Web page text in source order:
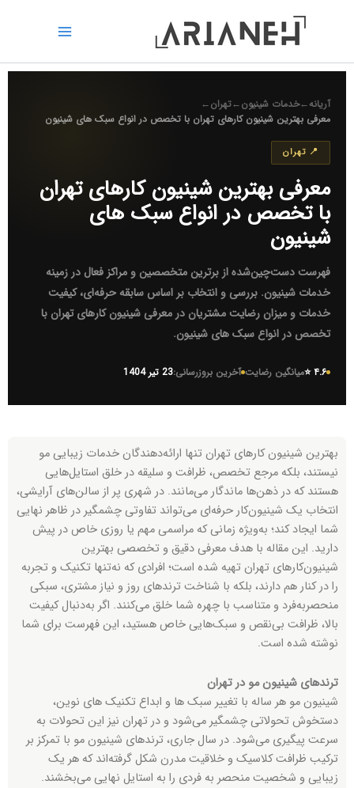
آریانه←خدمات شینیون←تهران←
معرفی بهترین شینیون کارهای تهران با تخصص در انواع سبک های شینیون
📍 تهران
معرفی بهترین شینیون کارهای تهران
با تخصص در انواع سبک های
شینیون
فهرست دست‌چین‌شده از برترین متخصصین و مراکز فعال در زمینه
خدمات شینیون. بررسی و انتخاب بر اساس سابقه حرفه‌ای، کیفیت
خدمات و میزان رضایت مشتریان در معرفی شینیون کارهای تهران با
تخصص در انواع سبک های شینیون.
۴.۶ ⭐ میانگین رضایت آخرین بروزرسانی:23 تیر 1404
بهترین شینیون‌ کارهای تهران تنها ارائه‌دهندگان خدمات زیبایی مو
نیستند، بلکه مرجع تخصص، ظرافت و سلیقه در خلق استایل‌هایی
هستند که در ذهن‌ها ماندگار می‌مانند. در شهری پر از سالن‌های آرایشی،
انتخاب یک شینیون‌کار حرفه‌ای می‌تواند تفاوتی چشمگیر در ظاهر نهایی
شما ایجاد کند؛ به‌ویژه زمانی که مراسمی مهم یا روزی خاص در پیش
دارید. این مقاله با هدف معرفی دقیق و تخصصی بهترین
شینیون‌کارهای تهران تهیه شده است؛ افرادی که نه‌تنها تکنیک و تجربه
را در کنار هم دارند، بلکه با شناخت ترندهای روز و نیاز مشتری، سبکی
منحصربه‌فرد و متناسب با چهره شما خلق می‌کنند. اگر به‌دنبال کیفیت
بالا، ظرافت بی‌نقص و سبک‌هایی خاص هستید، این فهرست برای شما
نوشته شده است.
ترندهای شینیون مو در تهران
شینیون مو هر ساله با تغییر سبک ها و ابداع تکنیک های نوین،
دستخوش تحولاتی چشمگیر می‌شود و در تهران نیز این تحولات به
سرعت پیگیری می‌شود. در سال جاری، ترندهای شینیون مو با تمرکز بر
ترکیب ظرافت کلاسیک و خلاقیت مدرن شکل گرفته‌اند که هر یک
زیبایی و شخصیت منحصر به فردی را به استایل نهایی می‌بخشند.